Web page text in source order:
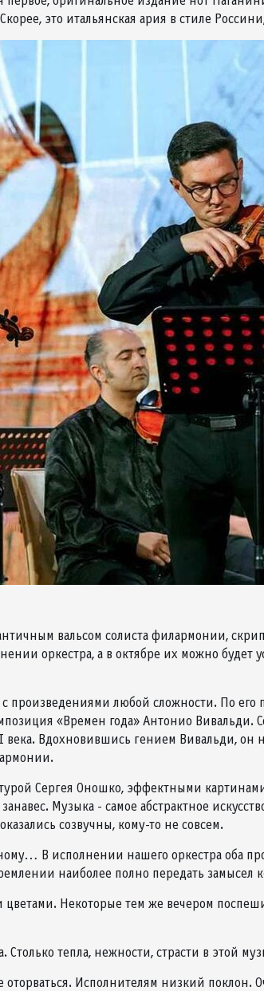
это итальянская ария в стиле
вальсом солиста филармонии,
оркестра, а в октябре их можно будет
с произведениями любой сложности. По
«Времен года» Антонио
Вдохновившись гением Вивальди, он
Сергея Оношко, эффектными
Музыка - самое абстрактное
созвучны, кому-то не совсем.
В исполнении нашего оркестра оба
наиболее полно передать замысел
Некоторые тем же вечером
тепла, нежности, страсти в этой
оторваться. Исполнителям низкий